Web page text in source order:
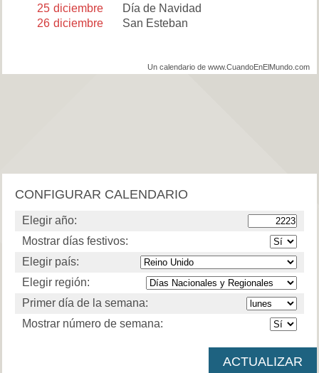
25 diciembre
Día de Navidad
26 diciembre San Esteban
Un calendario de www.CuandoEnElMundo.com
CONFIGURAR CALENDARIO
Elegir año:
Mostrar días festivos:
Elegir país:
Elegir región:
Primer día de la semana:
Mostrar número de semana: